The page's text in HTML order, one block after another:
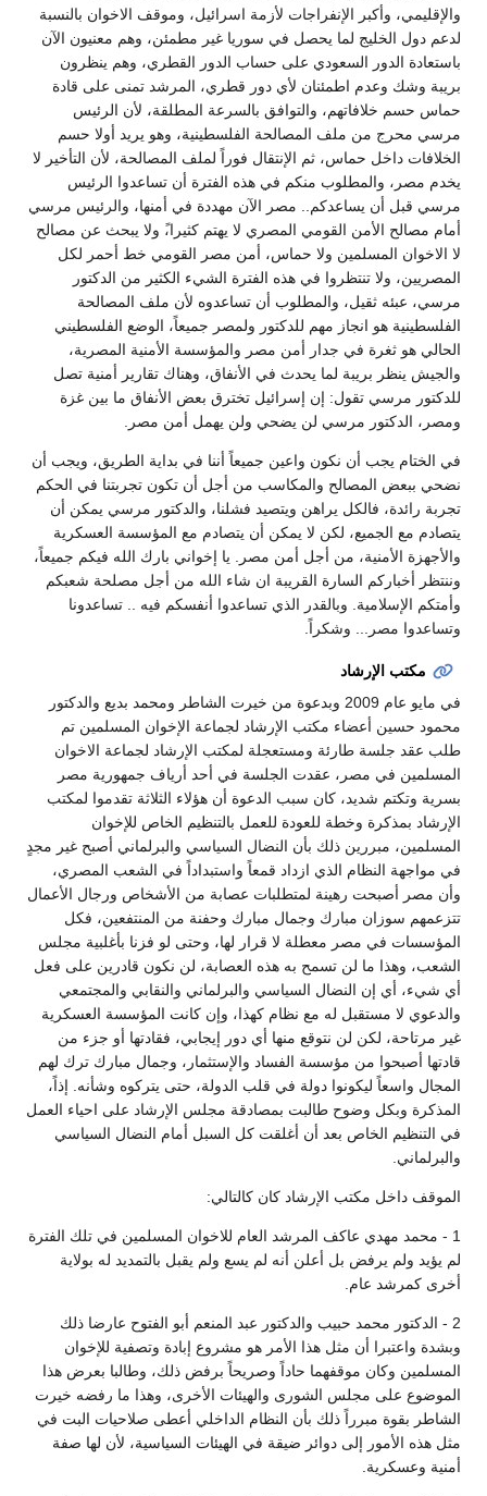
والإقليمي، وأكبر الإنفراجات لأزمة اسرائيل، وموقف الاخوان بالنسبة
لدعم دول الخليج لما يحصل في سوريا غير مطمئن، وهم معنيون الآن
باستعادة الدور السعودي على حساب الدور القطري، وهم ينظرون
بريبة وشك وعدم اطمئنان لأي دور قطري، المرشد تمنى على قادة
حماس حسم خلافاتهم، والتوافق بالسرعة المطلقة، لأن الرئيس
مرسي محرج من ملف المصالحة الفلسطينية، وهو يريد أولا حسم
الخلافات داخل حماس، ثم الإنتقال فوراً لملف المصالحة، لأن التأخير لا
يخدم مصر، والمطلوب منكم في هذه الفترة أن تساعدوا الرئيس
مرسي قبل أن يساعدكم.. مصر الآن مهددة في أمنها، والرئيس مرسي
أمام مصالح الأمن القومي المصري لا يهتم كثيرا،ً ولا يبحث عن مصالح
لا الاخوان المسلمين ولا حماس، أمن مصر القومي خط أحمر لكل
المصريين، ولا تنتظروا في هذه الفترة الشيء الكثير من الدكتور
مرسي، عبئه ثقيل، والمطلوب أن تساعدوه لأن ملف المصالحة
الفلسطينية هو انجاز مهم للدكتور ولمصر جميعاً، الوضع الفلسطيني
الحالي هو ثغرة في جدار أمن مصر والمؤسسة الأمنية المصرية،
والجيش ينظر بريبة لما يحدث في الأنفاق، وهناك تقارير أمنية تصل
للدكتور مرسي تقول: إن إسرائيل تخترق بعض الأنفاق ما بين غزة
ومصر، الدكتور مرسي لن يضحي ولن يهمل أمن مصر.
في الختام يجب أن نكون واعين جميعاً أننا في بداية الطريق، ويجب أن
نضحي ببعض المصالح والمكاسب من أجل أن تكون تجربتنا في الحكم
تجربة رائدة، فالكل يراهن ويتصيد فشلنا، والدكتور مرسي يمكن أن
يتصادم مع الجميع، لكن لا يمكن أن يتصادم مع المؤسسة العسكرية
والأجهزة الأمنية، من أجل أمن مصر. يا إخواني بارك الله فيكم جميعاً،
وننتظر أخباركم السارة القريبة ان شاء الله من أجل مصلحة شعبكم
وأمتكم الإسلامية. وبالقدر الذي تساعدوا أنفسكم فيه .. تساعدونا
وتساعدوا مصر... وشكراً.
مكتب الإرشاد
في مايو عام 2009 وبدعوة من خيرت الشاطر ومحمد بديع والدكتور
محمود حسين أعضاء مكتب الإرشاد لجماعة الإخوان المسلمين تم
طلب عقد جلسة طارئة ومستعجلة لمكتب الإرشاد لجماعة الاخوان
المسلمين في مصر، عقدت الجلسة في أحد أرياف جمهورية مصر
بسرية وتكتم شديد، كان سبب الدعوة أن هؤلاء الثلاثة تقدموا لمكتب
الإرشاد بمذكرة وخطة للعودة للعمل بالتنظيم الخاص للإخوان
المسلمين، مبررين ذلك بأن النضال السياسي والبرلماني أصبح غير مجدٍ
في مواجهة النظام الذي ازداد قمعاً واستبداداً في الشعب المصري،
وأن مصر أصبحت رهينة لمتطلبات عصابة من الأشخاص ورجال الأعمال
تتزعمهم سوزان مبارك وجمال مبارك وحفنة من المنتفعين، فكل
المؤسسات في مصر معطلة لا قرار لها، وحتى لو فزنا بأغلبية مجلس
الشعب، وهذا ما لن تسمح به هذه العصابة، لن نكون قادرين على فعل
أي شيء، أي إن النضال السياسي والبرلماني والنقابي والمجتمعي
والدعوي لا مستقبل له مع نظام كهذا، وإن كانت المؤسسة العسكرية
غير مرتاحة، لكن لن نتوقع منها أي دور إيجابي، فقادتها أو جزء من
قادتها أصبحوا من مؤسسة الفساد والإستثمار، وجمال مبارك ترك لهم
المجال واسعاً ليكونوا دولة في قلب الدولة، حتى يتركوه وشأنه. إذاً،
المذكرة وبكل وضوح طالبت بمصادقة مجلس الإرشاد على احياء العمل
في التنظيم الخاص بعد أن أغلقت كل السبل أمام النضال السياسي
والبرلماني.
الموقف داخل مكتب الإرشاد كان كالتالي:
1 - محمد مهدي عاكف المرشد العام للاخوان المسلمين في تلك الفترة
لم يؤيد ولم يرفض بل أعلن أنه لم يسع ولم يقبل بالتمديد له بولاية
أخرى كمرشد عام.
2 - الدكتور محمد حبيب والدكتور عبد المنعم أبو الفتوح عارضا ذلك
وبشدة واعتبرا أن مثل هذا الأمر هو مشروع إبادة وتصفية للإخوان
المسلمين وكان موقفهما حاداً وصريحاً برفض ذلك، وطالبا بعرض هذا
الموضوع على مجلس الشورى والهيئات الأخرى، وهذا ما رفضه خيرت
الشاطر بقوة مبرراً ذلك بأن النظام الداخلي أعطى صلاحيات البت في
مثل هذه الأمور إلى دوائر ضيقة في الهيئات السياسية، لأن لها صفة
أمنية وعسكرية.